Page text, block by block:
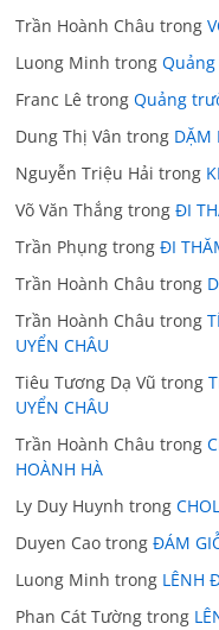
Trần Hoành Châu trong
Luong Minh trong
Franc Lê trongQuảng
Dung Thị Vân trong DẶM
Nguyễn Triệu Hải trong
Võ Văn Thắng trongĐI
Trần Phụng trongĐI
Trần Hoành Châu trong
Trần Hoành Châu trong
UYỂN CHÂU
Tiêu Tương Dạ Vũ trong
UYỂN CHÂU
Trần Hoành Châu trong
HOÀNH HÀ
Ly Duy Huynh trong
Duyen Cao trongĐÁM
Luong Minh trong LÊNH
Phan Cát Tường trong